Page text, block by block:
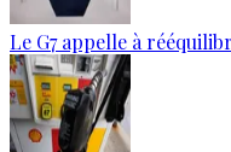
Le G7 appelle à